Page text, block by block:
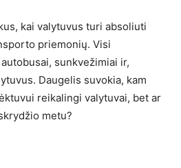
kai valytuvus turi absoliuti
priemonių. Visi
sunkvežimiai ir,
Daugelis suvokia, kam
reikalingi valytuvai, bet ar
metu?